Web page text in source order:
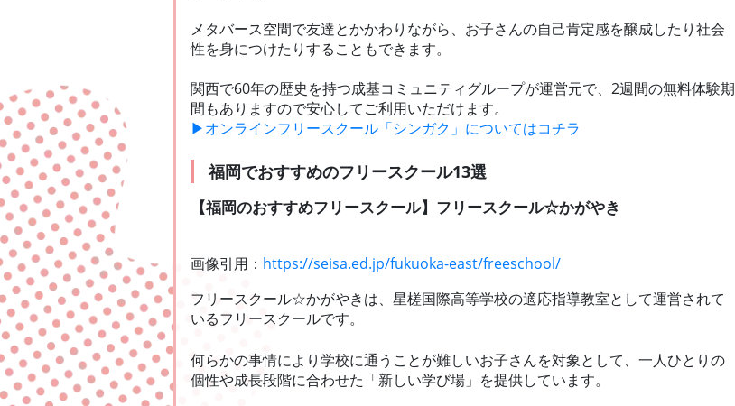
メタバース空間で友達とかかわりながら、お子さんの自己肯定感を醸成したり社会
性を身につけたりすることもできます。
関西で60年の歴史を持つ成基コミュニティグループが運営元で、2週間の無料体験期
間もありますので安心してご利用いただけます。
▶オンラインフリースクール「シンガク」についてはコチラ
福岡でおすすめのフリースクール13選
【福岡のおすすめフリースクール】フリースクール☆かがやき
画像引用： https://seisa.ed.jp/fukuoka-east/freeschool/
フリースクール☆かがやきは、星槎国際高等学校の適応指導教室として運営されて
いるフリースクールです。
何らかの事情により学校に通うことが難しいお子さんを対象として、一人ひとりの
個性や成長段階に合わせた「新しい学び場」を提供しています。